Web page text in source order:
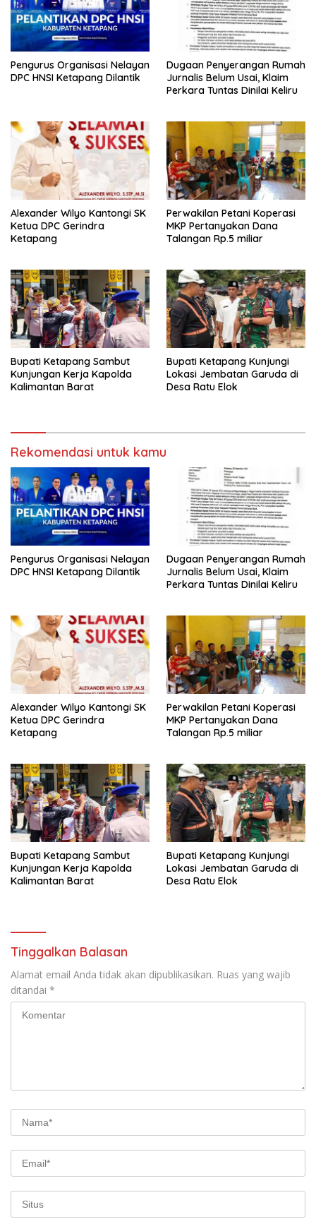
Pengurus Organisasi Nelayan
DPC HNSI Ketapang Dilantik
Dugaan Penyerangan Rumah
Jurnalis Belum Usai, Klaim
Perkara Tuntas Dinilai Keliru
Alexander Wilyo Kantongi SK
Ketua DPC Gerindra
Ketapang
Perwakilan Petani Koperasi
MKP Pertanyakan Dana
Talangan Rp.5 miliar
Bupati Ketapang Sambut
Kunjungan Kerja Kapolda
Kalimantan Barat
Bupati Ketapang Kunjungi
Lokasi Jembatan Garuda di
Desa Ratu Elok
Rekomendasi untuk kamu
Pengurus Organisasi Nelayan
DPC HNSI Ketapang Dilantik
Dugaan Penyerangan Rumah
Jurnalis Belum Usai, Klaim
Perkara Tuntas Dinilai Keliru
Alexander Wilyo Kantongi SK
Ketua DPC Gerindra
Ketapang
Perwakilan Petani Koperasi
MKP Pertanyakan Dana
Talangan Rp.5 miliar
Bupati Ketapang Sambut
Kunjungan Kerja Kapolda
Kalimantan Barat
Bupati Ketapang Kunjungi
Lokasi Jembatan Garuda di
Desa Ratu Elok
Tinggalkan Balasan
Alamat email Anda tidak akan dipublikasikan. Ruas yang wajib
ditandai *